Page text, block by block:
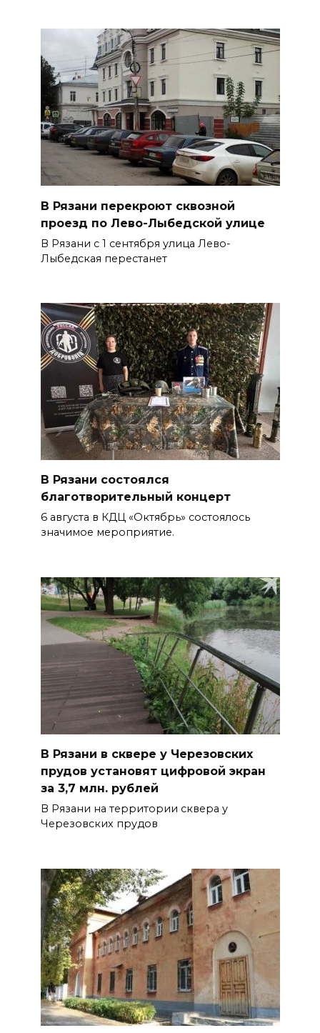
В Рязани перекроют сквозной
проезд по Лево-Лыбедской улице
В Рязани с 1 сентября улица Лево-
Лыбедская перестанет
В Рязани состоялся
благотворительный концерт
6 августа в КДЦ «Октябрь» состоялось
значимое мероприятие.
В Рязани в сквере у Черезовских
прудов установят цифровой экран
за 3,7 млн. рублей
В Рязани на территории сквера у
Черезовских прудов